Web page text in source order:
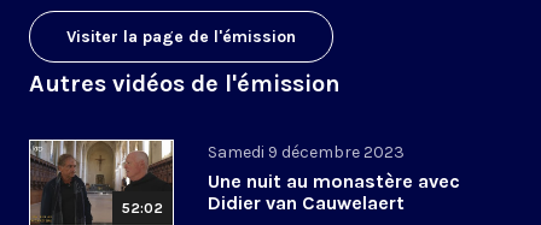
Visiter la page de l'émission
Autres vidéos de l'émission
52:02
Samedi 9 décembre 2023
Une nuit au monastère avec
Didier van Cauwelaert